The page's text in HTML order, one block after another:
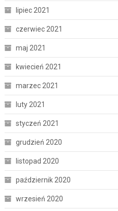
lipiec 2021
czerwiec 2021
maj 2021
kwiecień 2021
marzec 2021
luty 2021
styczeń 2021
grudzień 2020
listopad 2020
październik 2020
wrzesień 2020